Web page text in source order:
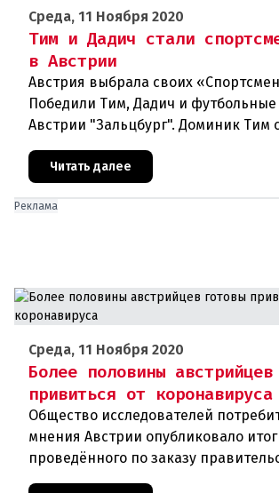
Среда, 11 Ноября 2020
Тим и Дадич стали
в Австрии
Австрия выбрала своих
Победили Тим, Дадич и
Австрии "Зальцбург". Доминик Тим
постоянного победителя Марселя
ранге Спортсмена года. На выбо
Читать далее
Реклама
Среда, 11 Ноября 2020
Более половины
привиться от коронавируса
Общество исследователей
мнения Австрии опубликовало
проведённого по заказу
соцопроса. В соответствии с ним